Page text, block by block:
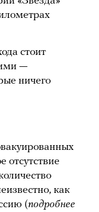
стоит
—
ничего
отсутствие
как
(подробнее